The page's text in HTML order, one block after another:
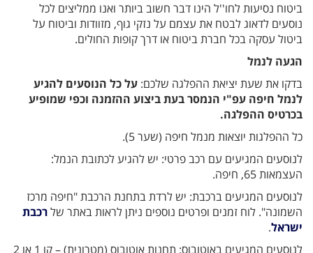
ביטוח נסיעות לחו''ל הינו דבר חשוב ביותר ואנו ממליצים לכל
נוסעים לדאוג לבטח את עצמם על נזקי גוף, מזוודות וביטוח על
ביטול עסקה בכל חברת ביטוח או דרך קופות החולים.
הגעה לנמל
בדקו את שעת יציאת ההפלגה שלכם: על כל הנוסעים להגיע
לנמל חיפה עפ"י הנמסר בעת ביצוע ההזמנה וכפי שמופיע
בכרטיס ההפלגה.
כל ההפלגות יוצאות מנמל חיפה (שער 5)
.
לנוסעים המגיעים עם רכב פרטי: יש להגיע לכתובת הנמל:
העצמאות 65, חיפה
.
לנוסעים המגיעים ברכבת: יש לרדת בתחנת הרכבת "חיפה מרכז
השמונה". לוח זמנים ופרטים נוספים ניתן לראות באתר שלרכבת
ישראל.
לנוסעים המגיעים באוטובוס: תחנות אוטובוס (מטרונית) – קו 1 או 2